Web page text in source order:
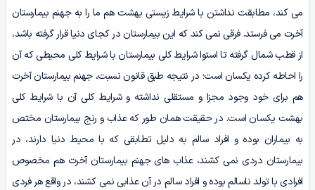
می‌ کند، مطابقت نداشتن با شرایط زیستی بهشت هم ما را به جهنم بیمارستان
آخرت می‌ فرستد. فرقی نمی‌ کند که این بیمارستان در کجای دنیا قرار گرفته باشد،
از قطب شمال گرفته تا استوا شرایط کلی بیمارستان با شرایط کلی محیطی که آن
را احاطه کرده یکسان است؛ در نتیجه طبق قانون نسبت، جهنم بیمارستان آخرت
هم برای خود وجود مجزا و مستقلی نداشته و شرایط کلی آن با شرایط کلی
بهشت یکسان است. در حقیقت همان‌ طور که عذاب و رنج بیمارستان مختص
به بیماران بوده و افراد سالم به دلیل تطابقی که با محیط دنیا دارند، در
بیمارستان دردی نمی‌ کشند، عذاب‌ های جهنم بیمارستان آخرت هم مخصوص
افرادی با تولد ناسالم بوده و افراد سالم در آن عذابی نمی‌ کشند، در واقع هر فردی